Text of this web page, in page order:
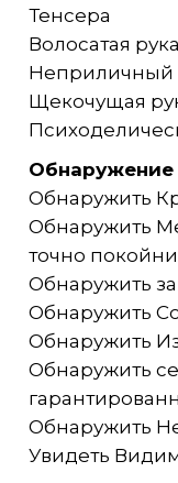
Тенсера
Волосатая
Неприличный
Щекочущая
Обнаружение
Обнаружить
Обнаружить
точно
Обнаружить
Обнаружить
Обнаружить
Обнаружить
Обнаружить
Увидеть